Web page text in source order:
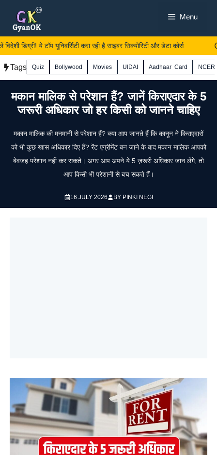
content
Menu
डिग्री! ये टॉप यूनिवर्सिटी करा रही है साइबर सिक्योरिटी और डेटा कोर्स
Tags Quiz Bollywood Movies UIDAI Aadhaar Card
मकान मालिक से परेशान हैं? जानें किराएदार के 5
जरूरी अधिकार जो हर किसी को जानने चाहिए
मकान मालिक की मनमानी से परेशान हैं? क्या आप जानते हैं कि कानून ने किराएदारों
को भी कुछ खास अधिकार दिए हैं? रेंट एग्रीमेंट बन जाने के बाद मकान मालिक आपको
बेवजह परेशान नहीं कर सकते। अगर आप अपने ये 5 ज़रूरी अधिकार जान लेंगे, तो
आप किसी भी परेशानी से बच सकते हैं।
16 JULY 2026 BY PINKI NEGI